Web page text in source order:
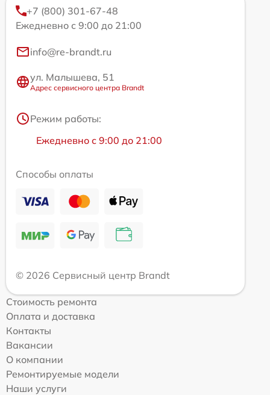
+7 (800) 301-67-48
Ежедневно с 9:00 до 21:00
info@re-brandt.ru
ул. Малышева, 51
Адрес сервисного центра Brandt
Режим работы:
Ежедневно с 9:00 до 21:00
Способы оплаты
© 2026 Сервисный центр Brandt
Стоимость ремонта
Оплата и доставка
Контакты
Вакансии
О компании
Ремонтируемые модели
Наши услуги